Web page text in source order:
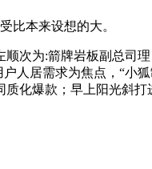
比本来设想的大。
次为:箭牌岩板副总司理
人居需求为焦点，“小狐
质化爆款；早上阳光斜